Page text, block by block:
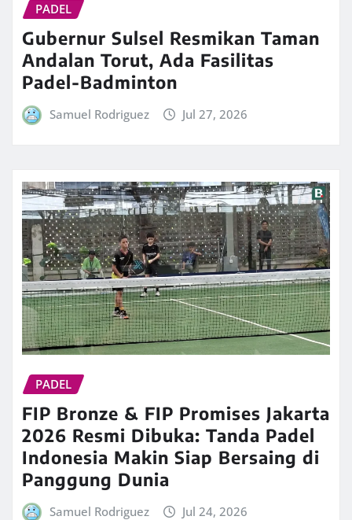
PADEL
Gubernur Sulsel Resmikan Taman
Andalan Torut, Ada Fasilitas
Padel-Badminton
Samuel Rodriguez Jul 27, 2026
PADEL
FIP Bronze & FIP Promises Jakarta
2026 Resmi Dibuka: Tanda Padel
Indonesia Makin Siap Bersaing di
Panggung Dunia
Samuel Rodriguez Jul 24, 2026